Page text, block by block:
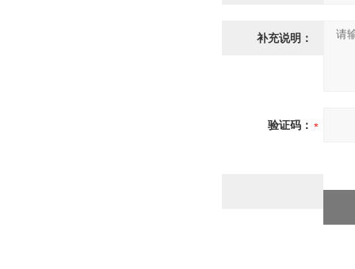
补充说明：
验证码：